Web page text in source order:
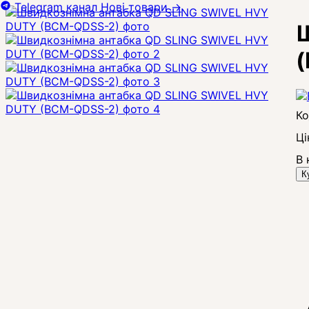
В
Telegram канал Нові товари→